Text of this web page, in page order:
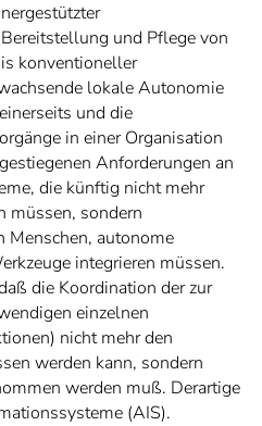
und Pflege von
konventioneller
lokale Autonomie
und die
in einer Organisation
Anforderungen an
die künftig nicht mehr
müssen, sondern
Menschen, autonome
integrieren müssen.
die Koordination der zur
einzelnen
nicht mehr den
werden kann, sondern
werden muß. Derartige
(AIS).